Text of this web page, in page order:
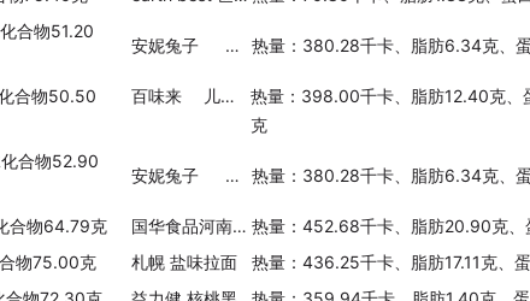
合物51.20
安妮兔子 奶酪卡通亚瑟通心粉 热量：380.28千卡、脂肪6.34克、
合物50.50
百味来 儿童鸡蛋面皮牛肉小饺子
热量：398.00千卡、脂肪12.40克
克
合物52.90
安妮兔子 奶酪卡通兔子通心粉 热量：380.28千卡、脂肪6.34克、
合物64.79克 国华食品河南烩面(羊肉滋补味) 热量：452.68千卡、脂肪20.90克
物75.00克 札幌 盐味拉面
热量：436.25千卡、脂肪17.11克、